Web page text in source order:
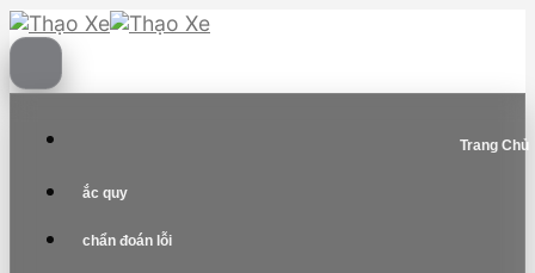
Skip
to
content
Trang Chủ
ắc quy
chẩn đoán lỗi